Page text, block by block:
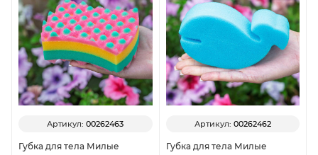
Артикул:00262463
Губка для тела Милые
Артикул: 00262462
Губка для тела Милые